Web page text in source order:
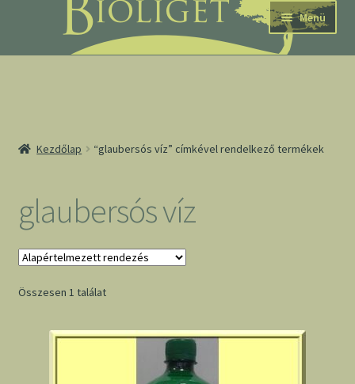
navigációhoz
tartalomba
Menü
Kezdőlap “glaubersós víz” címkével rendelkező termékek
glaubersós víz
Összesen 1 találat